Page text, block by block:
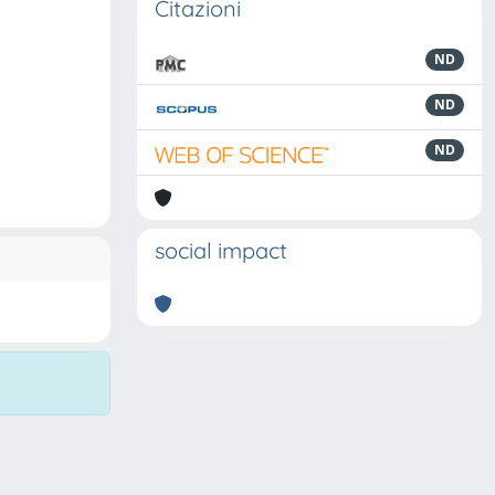
Citazioni
ND
ND
ND
social impact